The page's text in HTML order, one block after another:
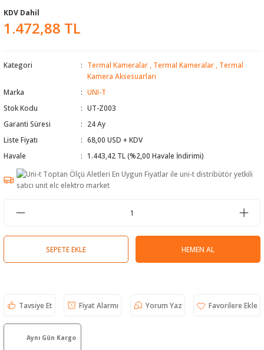
Kameralar
Ölçerler
Cihazları
KDV Dahil
1.472,88 TL
Kategori Termal Kameralar Termal Kameralar
Termal
Kamera Aksesuarları
Marka
UNI-T
Stok Kodu
UT-Z003
Garanti Süresi
24 Ay
Liste Fiyatı
68,00 USD + KDV
Havale
1.443,42 TL (%2,00 Havale İndirimi)
SEPETE EKLE HEMEN AL
Tavsiye Et Fiyat Alarmı Yorum Yaz
Aynı Gün Kargo